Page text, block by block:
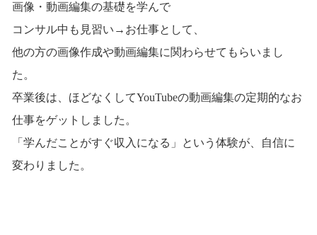
画像・動画編集の基礎を学んで
コンサル中も見習い→お仕事として、
他の方の画像作成や動画編集に関わらせてもらいまし
た。
卒業後は、ほどなくしてYouTubeの動画編集の定期的なお
仕事をゲットしました。
「学んだことがすぐ収入になる」という体験が、自信に
変わりました。